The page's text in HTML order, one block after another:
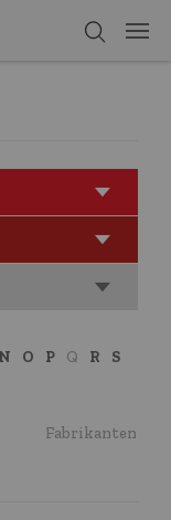
N O P Q R
S
Fabrikanten